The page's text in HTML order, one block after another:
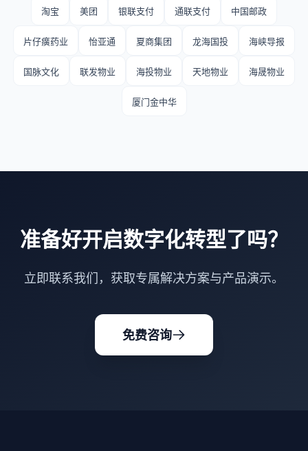
淘宝 美团 银联支付 通联支付 中国邮政
片仔癀药业 怡亚通 夏商集团 龙海国投 海峡导报
国脉文化 联发物业 海投物业 天地物业 海晟物业
厦门金中华
准备好开启数字化转型了吗？
立即联系我们，获取专属解决方案与产品演示。
免费咨询